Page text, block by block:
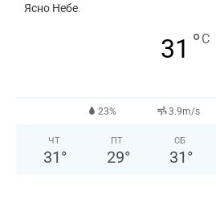
Ясно Небе
31 °C
23% 3.9m/s
ЧТ
31 °
ПТ
29°
СБ
31 °